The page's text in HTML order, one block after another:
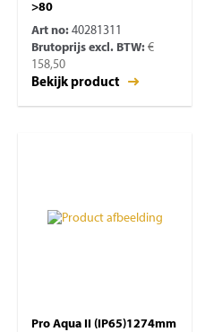
>80
Art no: 40281311
Brutoprijs excl. BTW: €
158,50
Bekijk product
Pro Aqua II (IP65)1274mm